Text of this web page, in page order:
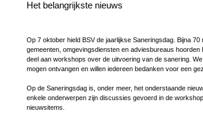
Het belangrijkste nieuws
Op 7 oktober hield BSV de jaarlijkse Saneringsdag. Bijna
gemeenten, omgevingsdiensten en adviesbureaus hoorden
deel aan workshops over de uitvoering van de sanering.
mogen ontvangen en willen iedereen bedanken voor een
Op de Saneringsdag is, onder meer, het onderstaande
enkele onderwerpen zijn discussies gevoerd in de
nieuwsitems.